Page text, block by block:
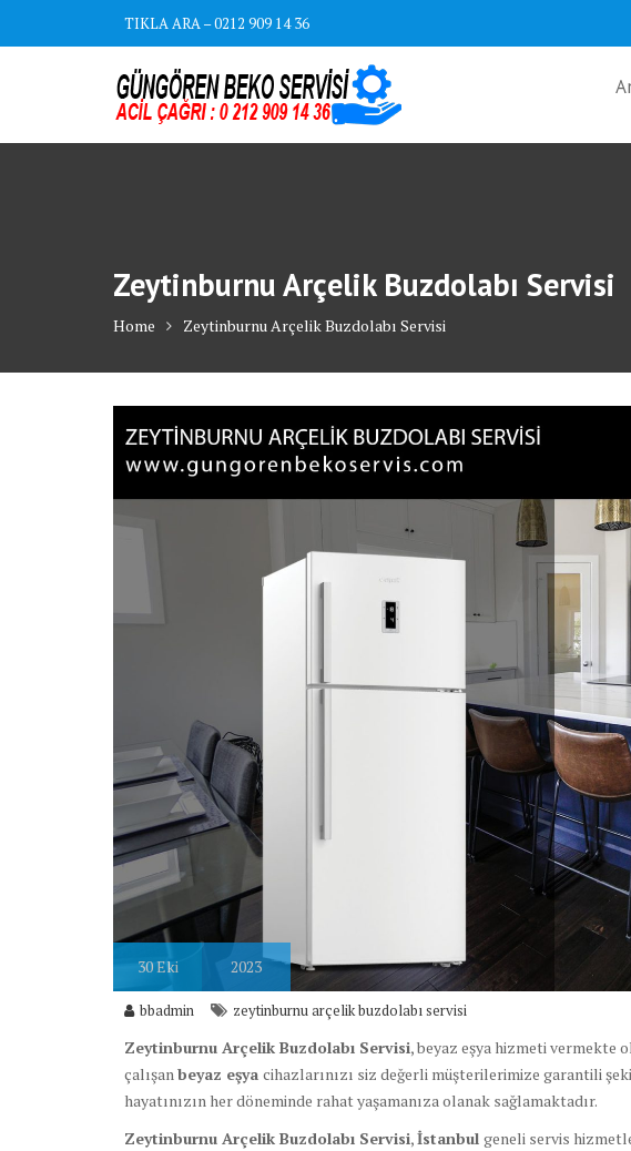
TIKLA ARA – 0212 909 14 36
Zeytinburnu Arçelik Buzdolabı Servisi
Home Zeytinburnu Arçelik Buzdolabı Servisi
30Eki 2023
bbadmin zeytinburnu arçelik buzdolabı servisi
Zeytinburnu Arçelik Buzdolabı Servisi, beyaz eşya hizmeti vermekte
çalışanbeyaz eşya cihazlarınızı siz değerli müşterilerimize garantili
hayatınızın her döneminde rahat yaşamanıza olanak sağlamaktadır.
Zeytinburnu Arçelik Buzdolabı Servisi,İstanbul geneli servis